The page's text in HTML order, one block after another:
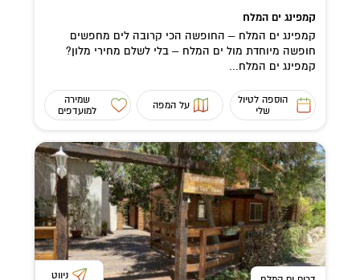
קמפינג ים המלח
קמפינג ים המלח – החופשה הכי קרובה לים מחפשים
חופשה מיוחדת מול ים המלח – בלי לשלם מחירי מלון?
קמפינג ים המלח...
הוספה לטיול
שלי
על המפה
שמירה
למועדפים
ניווט